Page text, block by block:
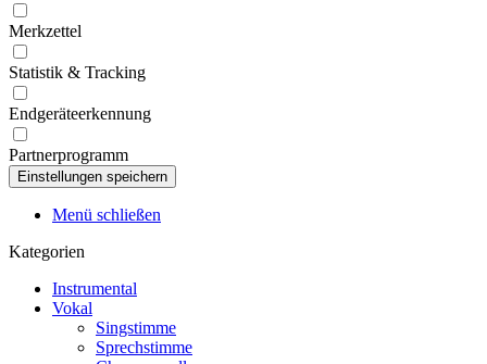
Merkzettel
Statistik & Tracking
Endgeräteerkennung
Partnerprogramm
Menü schließen
Kategorien
Instrumental
Vokal
Singstimme
Sprechstimme